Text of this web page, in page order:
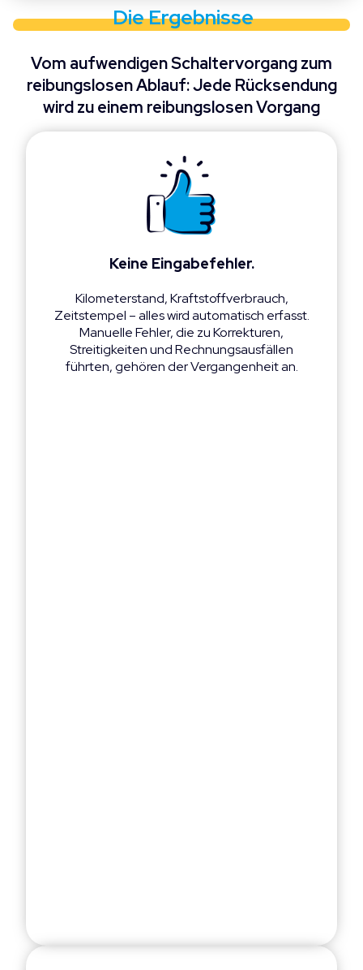
Die Ergebnisse
Vom aufwendigen Schaltervorgang zum
reibungslosen Ablauf: Jede Rücksendung
wird zu einem reibungslosen Vorgang
Keine Eingabefehler.
Kilometerstand, Kraftstoffverbrauch,
Zeitstempel – alles wird automatisch erfasst.
Manuelle Fehler, die zu Korrekturen,
Streitigkeiten und Rechnungsausfällen
führten, gehören der Vergangenheit an.